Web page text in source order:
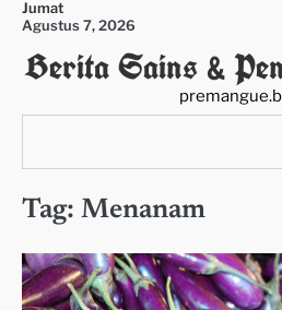
Skip
content
Jumat
Agustus 7, 2026
Berita Sains &
Tag: Menanam